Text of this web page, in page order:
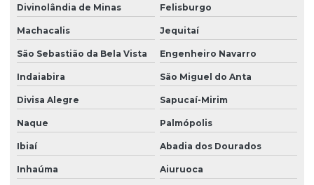
Divinolândia de Minas Felisburgo
Machacalis Jequitaí
São Sebastião da Bela Vista Engenheiro Navarro
Indaiabira São Miguel do Anta
Divisa Alegre Sapucaí-Mirim
Naque Palmópolis
Ibiaí Abadia dos Dourados
Inhaúma Aiuruoca